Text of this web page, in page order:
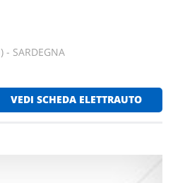
- SARDEGNA
VEDI SCHEDA ELETTRAUTO